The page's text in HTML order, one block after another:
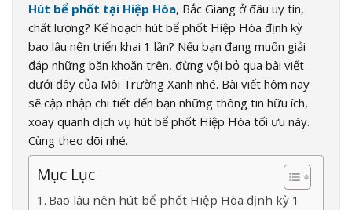
Hút bể phốt tại Hiệp Hòa, Bắc Giang ở đâu uy tín,
chất lượng? Kế hoạch hút bể phốt Hiệp Hòa định kỳ
bao lâu nên triển khai 1 lần? Nếu bạn đang muốn giải
đáp những băn khoăn trên, đừng vội bỏ qua bài viết
dưới đây của Môi Trường Xanh nhé. Bài viết hôm nay
sẽ cập nhập chi tiết đến bạn những thông tin hữu ích,
xoay quanh dịch vụ hút bể phốt Hiệp Hòa tối ưu này.
Cùng theo dõi nhé.
Mục Lục
Bao lâu nên hút bể phốt Hiệp Hòa định kỳ 1